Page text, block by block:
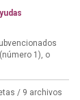
1), o
/ 9 archivos